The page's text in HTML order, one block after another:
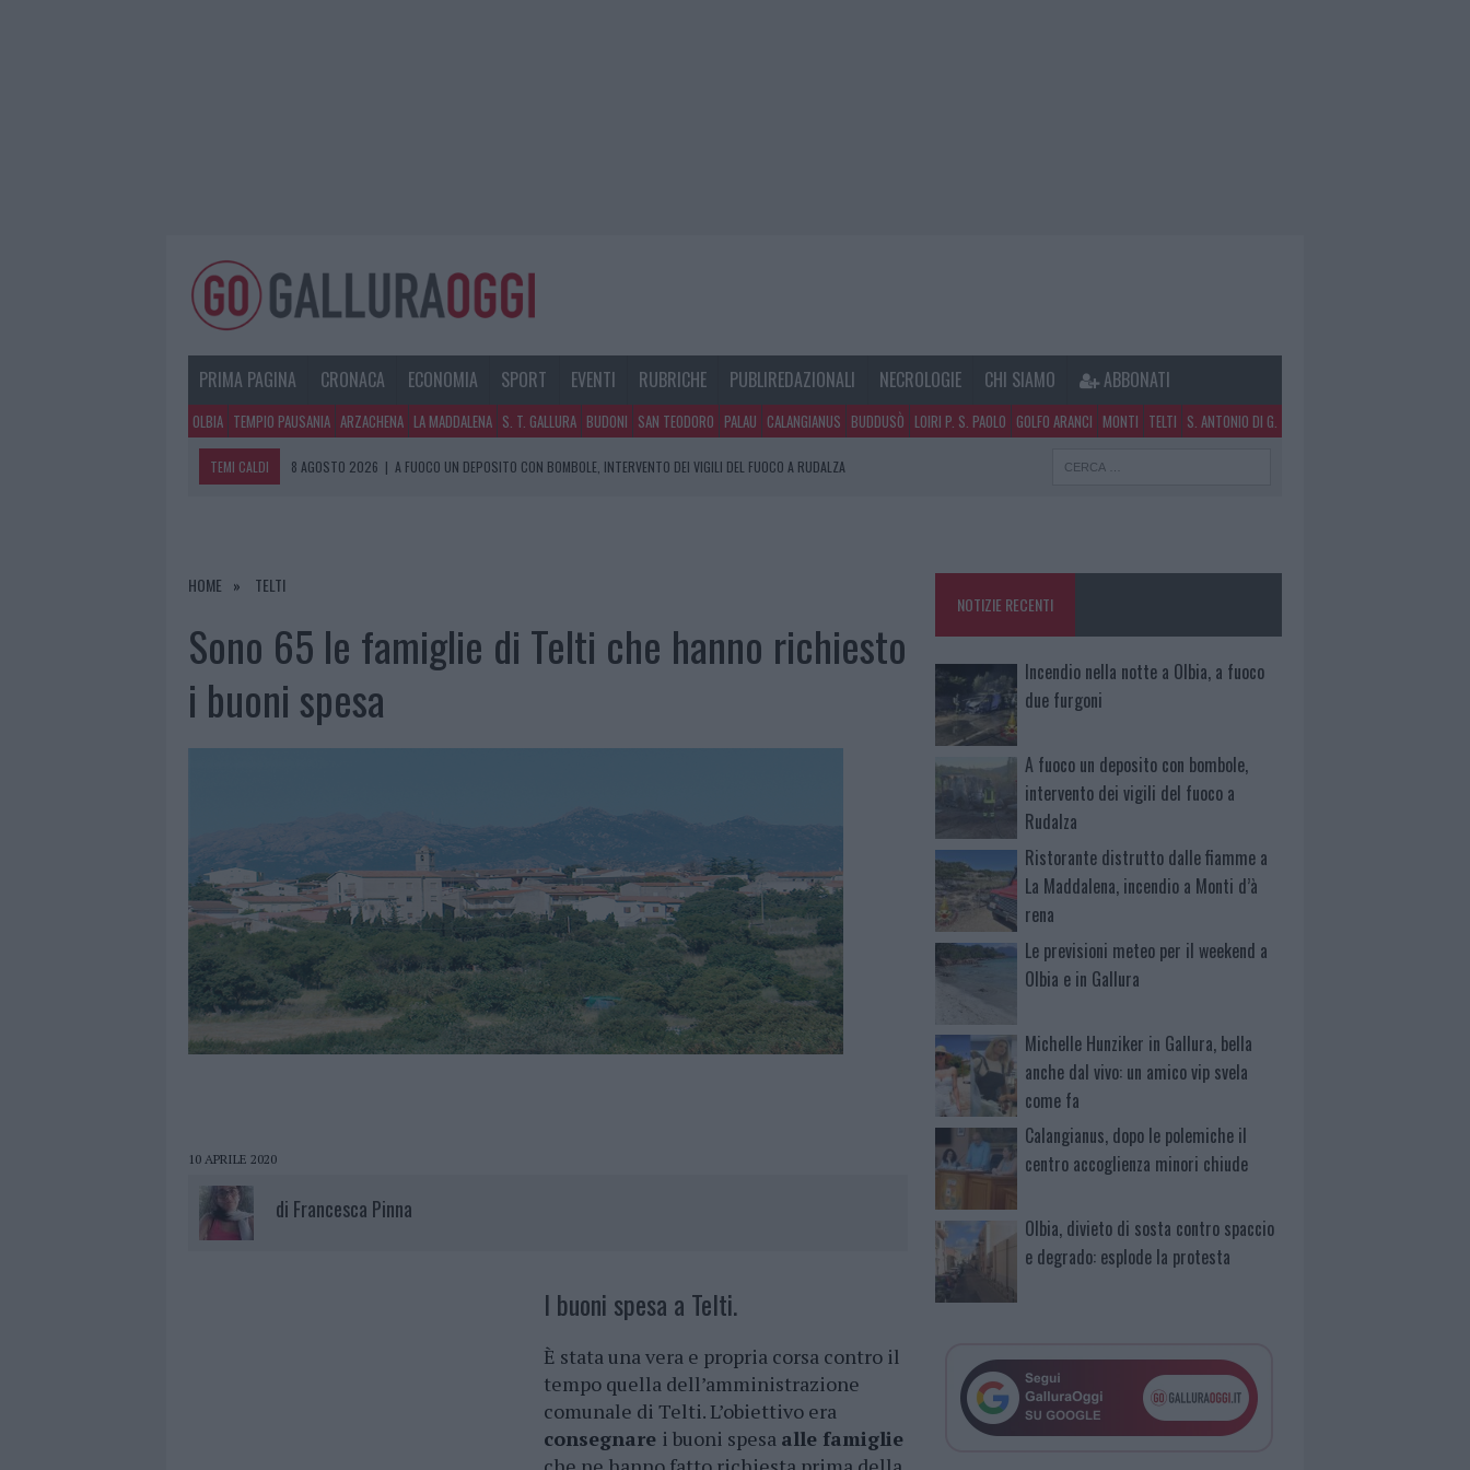
PRIMA PAGINA CRONACA ECONOMIA SPORT EVENTI RUBRICHE PUBLIREDAZIONALI NECROLOGIE CHI SIAMO ABBONATI
OLBIA TEMPIO PAUSANIA ARZACHENA LA MADDALENA S. T. GALLURA BUDONI SAN TEODORO PALAU CALANGIANUS BUDDUSÒ LOIRI P. S. PAOLO GOLFO ARANCI MONTI TELTI S. ANTONIO DI G.
TEMI CALDI 8 AGOSTO 2026 | A FUOCO UN DEPOSITO CON BOMBOLE, INTERVENTO DEI VIGILI DEL FUOCO A RUDALZA
7 AGOSTO 2026
HOME TELTI
Sono 65 le famiglie di Telti che hanno richiesto
i buoni spesa
10 APRILE 2020
di Francesca Pinna
I buoni spesa a Telti.
È stata una vera e propria corsa contro il
tempo quella dell’amministrazione
comunale di Telti. L’obiettivo era
consegnare i buoni spesa alle famiglie
NOTIZIE RECENTI
Incendio nella notte a Olbia, a fuoco
due furgoni
A fuoco un deposito con bombole,
intervento dei vigili del fuoco a
Rudalza
Ristorante distrutto dalle fiamme a
La Maddalena, incendio a Monti d’à
rena
Le previsioni meteo per il weekend a
Olbia e in Gallura
Michelle Hunziker in Gallura, bella
anche dal vivo: un amico vip svela
come fa
Calangianus, dopo le polemiche il
centro accoglienza minori chiude
Olbia, divieto di sosta contro spaccio
e degrado: esplode la protesta